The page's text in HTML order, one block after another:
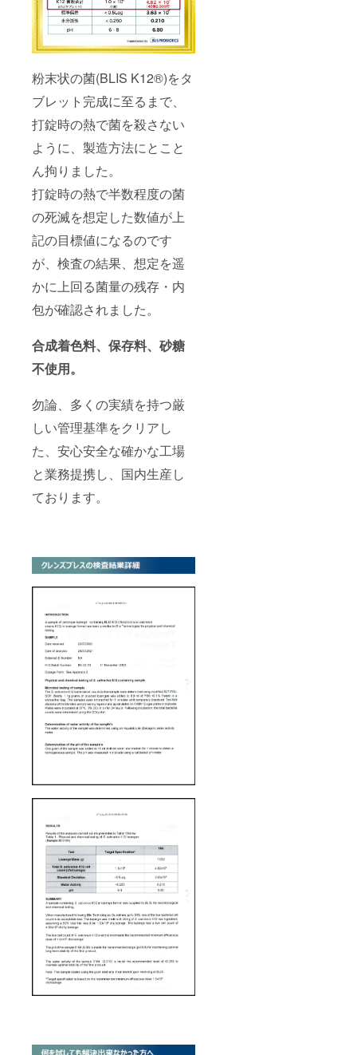
粉末状の菌(BLIS K12®︎)をタ
ブレット完成に至るまで、
打錠時の熱で菌を殺さない
ように、製造方法にとこと
ん拘りました。
打錠時の熱で半数程度の菌
の死滅を想定した数値が上
記の目標値になるのです
が、検査の結果、想定を遥
かに上回る菌量の残存・内
包が確認されました。
合成着色料、保存料、砂糖
不使用。
勿論、多くの実績を持つ厳
しい管理基準をクリアし
た、安心安全な確かな工場
と業務提携し、国内生産し
ております。